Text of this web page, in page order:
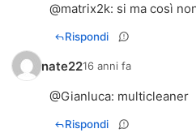
@matrix2k: si ma così
Rispondi
nate2216 anni fa
@Gianluca: multicleaner
Rispondi